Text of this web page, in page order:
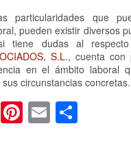
particularidades que
pueden existir diversos
tiene dudas al respecto
S.L., cuenta con
en el ámbito laboral
circunstancias concretas.
Pi
nt
E
m
C